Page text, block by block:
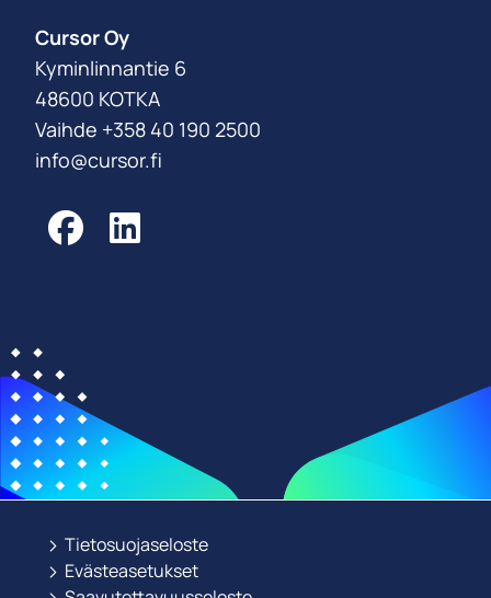
Cursor Oy
Kyminlinnantie 6
48600 KOTKA
Vaihde +358 40 190 2500
info@cursor.fi
Facebook
Tietosuojaseloste
Evästeasetukset